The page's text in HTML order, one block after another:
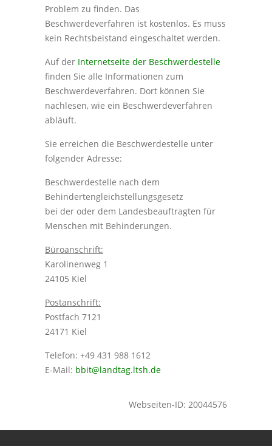
Problem zu finden. Das
Beschwerdeverfahren ist kostenlos. Es muss
kein Rechtsbeistand eingeschaltet werden.
Auf der Internetseite der Beschwerdestelle
finden Sie alle Informationen zum
Beschwerdeverfahren. Dort können Sie
nachlesen, wie ein Beschwerdeverfahren
abläuft.
Sie erreichen die Beschwerdestelle unter
folgender Adresse:
Beschwerdestelle nach dem
Behindertengleichstellungsgesetz
bei der oder dem Landesbeauftragten für
Menschen mit Behinderungen.
Büroanschrift:
Karolinenweg 1
24105 Kiel
Postanschrift:
Postfach 7121
24171 Kiel
Telefon: +49 431 988 1612
E-Mail: bbit@landtag.ltsh.de
Webseiten-ID: 20044576